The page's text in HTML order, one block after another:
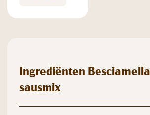
Ingrediënten Besciamella
sausmix